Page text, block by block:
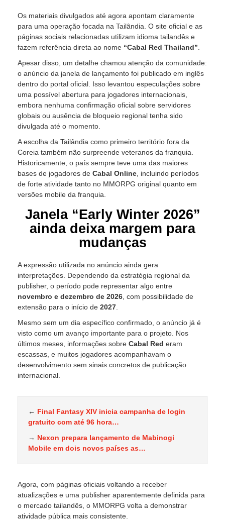
Os materiais divulgados até agora apontam claramente
para uma operação focada na Tailândia. O site oficial e as
páginas sociais relacionadas utilizam idioma tailandês e
fazem referência direta ao nome “Cabal Red Thailand”
Apesar disso, um detalhe chamou atenção da comunidade:
o anúncio da janela de lançamento foi publicado em inglês
dentro do portal oficial. Isso levantou especulações sobre
uma possível abertura para jogadores internacionais,
embora nenhuma confirmação oficial sobre servidores
globais ou ausência de bloqueio regional tenha sido
divulgada até o momento.
A escolha da Tailândia como primeiro território fora da
Coreia também não surpreende veteranos da franquia.
Historicamente, o país sempre teve uma das maiores
bases de jogadores de Cabal Online , incluindo períodos
de forte atividade tanto no MMORPG original quanto em
versões mobile da franquia.
Janela “Early Winter 2026”
ainda deixa margem para
mudanças
A expressão utilizada no anúncio ainda gera
interpretações. Dependendo da estratégia regional da
publisher, o período pode representar algo entre
novembro e dezembro de 2026 , com possibilidade de
extensão para o início de 2027
Mesmo sem um dia específico confirmado, o anúncio já é
visto como um avanço importante para o projeto. Nos
últimos meses, informações sobre Cabal Red eram
escassas, e muitos jogadores acompanhavam o
desenvolvimento sem sinais concretos de publicação
internacional.
← Final Fantasy XIV inicia campanha de login
gratuito com até 96 hora…
→ Nexon prepara lançamento de Mabinogi
Mobile em dois novos países as…
Agora, com páginas oficiais voltando a receber
atualizações e uma publisher aparentemente definida para
o mercado tailandês, o MMORPG volta a demonstrar
atividade pública mais consistente.